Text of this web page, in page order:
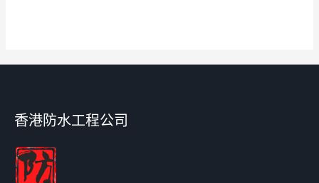
香港防水工程公司